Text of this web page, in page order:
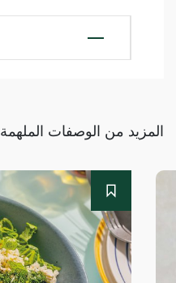
المزيد من الوصفات الملهمة